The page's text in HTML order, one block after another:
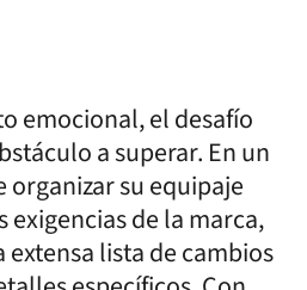
emocional, el desafío
a superar. En un
organizar su equipaje
de la marca,
lista de cambios